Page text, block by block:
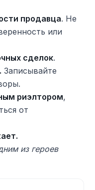
продавца. Не
или
сделок.
Записывайте
риэлтором,
от
из героев